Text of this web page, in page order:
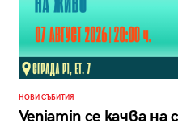
НОВИ СЪБИТИЯ
Veniamin се качва на